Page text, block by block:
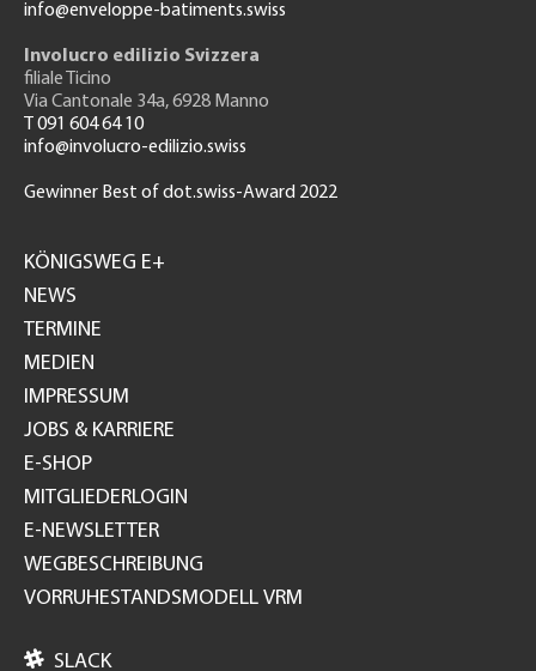
info@enveloppe-batiments.swiss
Involucro edilizio Svizzera
filiale Ticino
Via Cantonale 34a, 6928 Manno
T 091 604 64 10
info@involucro-edilizio.swiss
Gewinner Best of dot.swiss-Award 2022
GH
KÖNIGSWEG E+
NEWS
TERMINE
MEDIEN
IMPRESSUM
JOBS & KARRIERE
E-SHOP
MITGLIEDERLOGIN
E-NEWSLETTER
WEGBESCHREIBUNG
VORRUHESTANDSMODELL VRM
 SLACK